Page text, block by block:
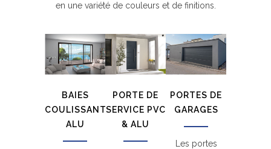
en une variété de couleurs et de finitions.
BAIES
COULISSANTES
ALU
PORTE DE
SERVICE PVC
& ALU
PORTES DE
GARAGES
Les portes